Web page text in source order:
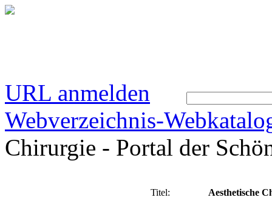
URL anmelden
Webverzeichnis-
Chirurgie - Portal der
Titel: Aesthetische